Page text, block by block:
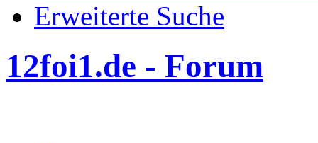
Erweiterte Suche
12foi1.de - Forum